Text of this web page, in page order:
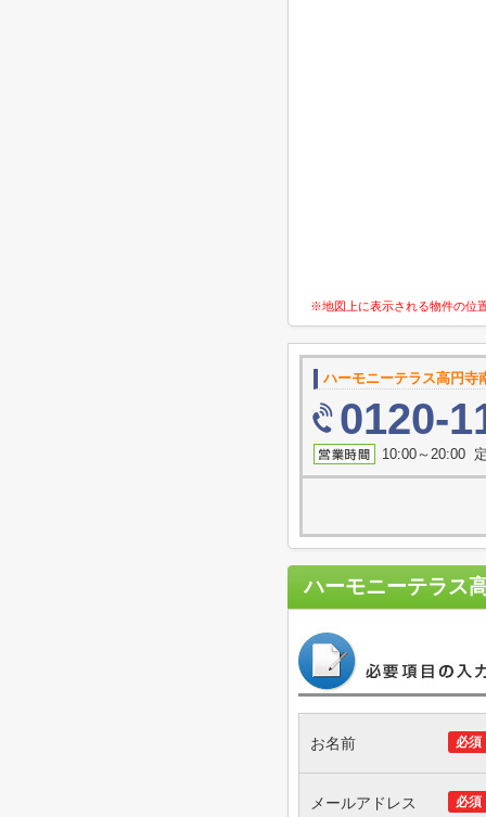
※地図上に表示される物件の位
ハーモニーテラス高円
0120-
10:00～20:00
ハーモニーテラス
必須
お名前
必須
メールアドレス